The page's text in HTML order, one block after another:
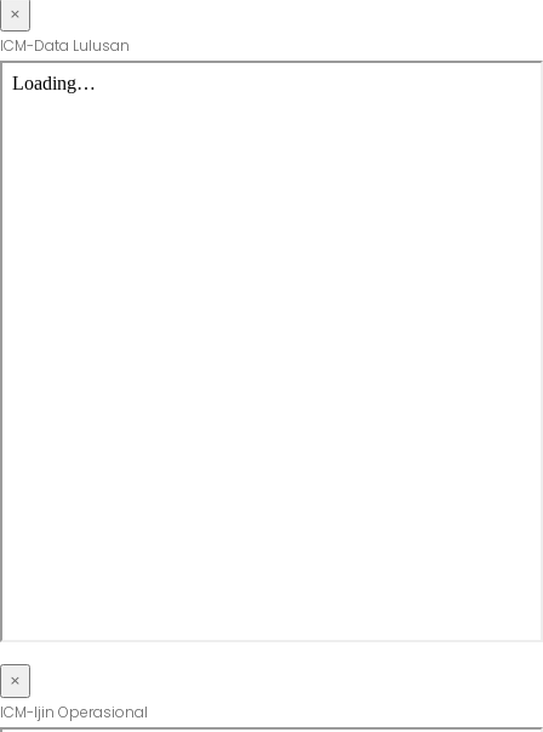
×
ICM-Data Lulusan
×
ICM-Ijin Operasional